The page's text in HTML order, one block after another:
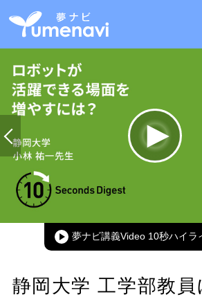
Time
夢ナビ講義Video 10秒ハイラ
静岡大学 工学部教